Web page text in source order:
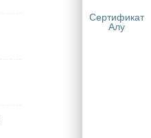
Сертификат
Алу